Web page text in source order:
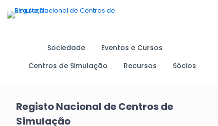
Sociedade
Eventos e Cursos
Centros de Simulação
Recursos Sócios
Registo Nacional de Centros de
Simulação